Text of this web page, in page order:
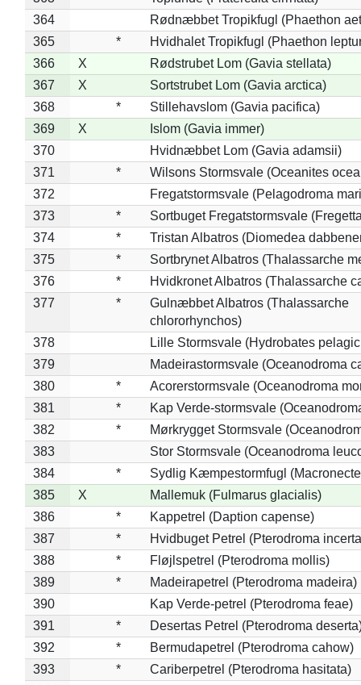
364
Rødnæbbet Tropikfugl (Phaethon
365
*
Hvidhalet Tropikfugl (Phaethon
366
X
Rødstrubet Lom (Gavia stellata)
367
X
Sortstrubet Lom (Gavia arctica)
368
*
Stillehavslom (Gavia pacifica)
369
X
Islom (Gavia immer)
370
Hvidnæbbet Lom (Gavia adamsii)
371
*
Wilsons Stormsvale (Oceanites
372
Fregatstormsvale (Pelagodroma
373
*
Sortbuget Fregatstormsvale
374
*
Tristan Albatros (Diomedea
375
*
Sortbrynet Albatros (Thalassarche
376
*
Hvidkronet Albatros (Thalassarche
377
*
Gulnæbbet Albatros (Thalassarche
chlororhynchos)
378
Lille Stormsvale (Hydrobates
379
Madeirastormsvale (Oceanodroma
380
*
Acorerstormsvale (Oceanodroma
381
*
Kap Verde-stormsvale
382
*
Mørkrygget Stormsvale
383
Stor Stormsvale (Oceanodroma
384
*
Sydlig Kæmpestormfugl
385
X
Mallemuk (Fulmarus glacialis)
386
*
Kappetrel (Daption capense)
387
*
Hvidbuget Petrel (Pterodroma
388
*
Fløjlspetrel (Pterodroma mollis)
389
*
Madeirapetrel (Pterodroma madeira)
390
Kap Verde-petrel (Pterodroma feae)
391
*
Desertas Petrel (Pterodroma
392
*
Bermudapetrel (Pterodroma cahow)
393
*
Cariberpetrel (Pterodroma hasitata)